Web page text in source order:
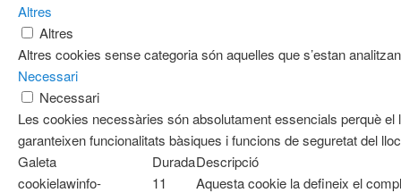
Altres
Altres
Altres cookies sense categoria són aquelles que s’estan
Necessari
Necessari
Les cookies necessàries són absolutament essencials perquè
garanteixen funcionalitats bàsiques i funcions de seguretat del
Galeta
DuradaDescripció
cookielawinfo-
11
Aquesta cookie la defineix el